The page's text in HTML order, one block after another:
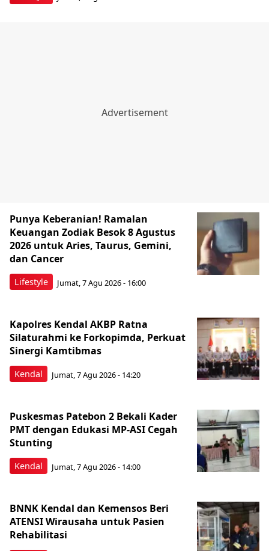
Lifestyle
Punya Keberanian! Ramalan
Keuangan Zodiak Besok 8 Agustus
2026 untuk Aries, Taurus, Gemini,
dan Cancer
Jumat, 7 Agu 2026 - 16:00
Kendal
Kapolres Kendal AKBP Ratna
Silaturahmi ke Forkopimda, Perkuat
Sinergi Kamtibmas
Jumat, 7 Agu 2026 - 14:20
Kendal
Puskesmas Patebon 2 Bekali Kader
PMT dengan Edukasi MP-ASI Cegah
Stunting
Jumat, 7 Agu 2026 - 14:00
BNNK Kendal dan Kemensos Beri
ATENSI Wirausaha untuk Pasien
Rehabilitasi